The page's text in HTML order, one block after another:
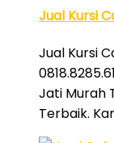
Jual Kursi
Jual Kursi
Jati Murah
Terbaik.